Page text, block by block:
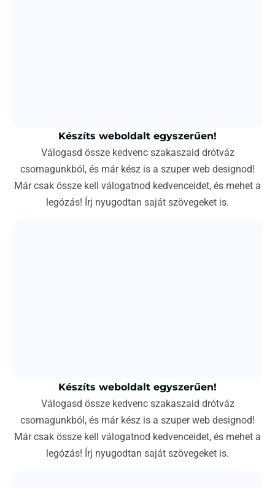
Készíts weboldalt egyszerűen!
Válogasd össze kedvenc szakaszaid drótváz
csomagunkból, és már kész is a szuper web designod!
Már csak össze kell válogatnod kedvenceidet, és mehet a
legózás! Írj nyugodtan saját szövegeket is.
Készíts weboldalt egyszerűen!
Válogasd össze kedvenc szakaszaid drótváz
csomagunkból, és már kész is a szuper web designod!
Már csak össze kell válogatnod kedvenceidet, és mehet a
legózás! Írj nyugodtan saját szövegeket is.